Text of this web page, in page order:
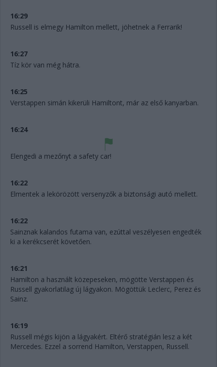
16:29
Russell is elmegy Hamilton mellett, jöhetnek a Ferrarik!
16:27
Tíz kör van még hátra.
16:25
Verstappen simán kikerüli Hamiltont, már az első kanyarban.
16:24
Elengedi a mezőnyt a safety car!
16:22
Elmentek a lekörözött versenyzők a biztonsági autó mellett.
16:22
Sainznak kalandos futama van, ezúttal veszélyesen engedték
ki a kerékcserét követően.
16:21
Hamilton a használt közepeseken, mögötte Verstappen és
Russell gyakorlatilag új lágyakon. Mögöttük Leclerc, Perez és
Sainz.
16:19
Russell mégis kijön a lágyakért. Eltérő stratégián lesz a két
Mercedes. Ezzel a sorrend Hamilton, Verstappen, Russell.